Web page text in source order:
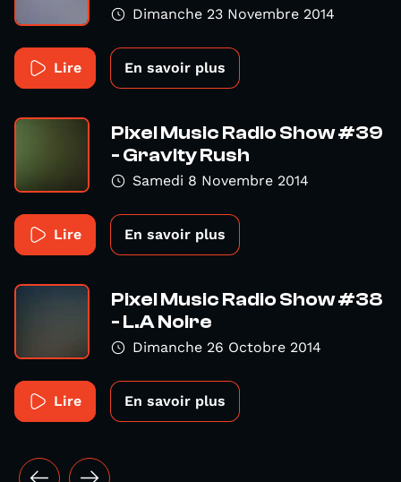
Dimanche 23 Novembre 2014
Lire En savoir plus
Pixel Music Radio Show #39
- Gravity Rush
Samedi 8 Novembre 2014
Lire En savoir plus
Pixel Music Radio Show #38
- L.A Noire
Dimanche 26 Octobre 2014
Lire En savoir plus